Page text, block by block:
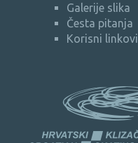
Galerije slika
Česta pitanja
Korisni linkovi